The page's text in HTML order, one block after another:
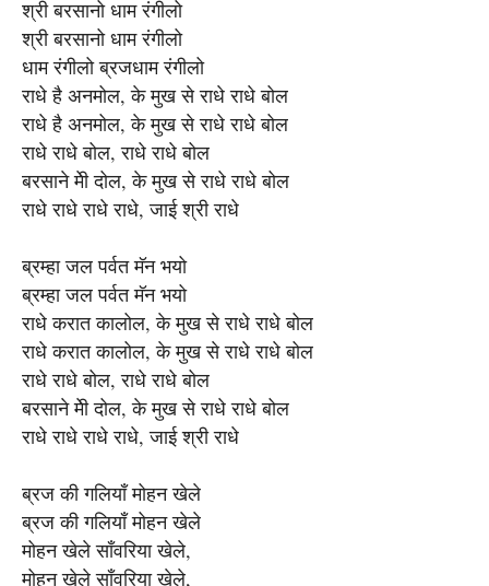
श्री बरसानो धाम रंगीलो
श्री बरसानो धाम रंगीलो
धाम रंगीलो ब्रजधाम रंगीलो
राधे है अनमोल, के मुख से राधे राधे बोल
राधे है अनमोल, के मुख से राधे राधे बोल
राधे राधे बोल, राधे राधे बोल
बरसाने मेी दोल, के मुख से राधे राधे बोल
राधे राधे राधे राधे, जाई श्री राधे
ब्रम्‍हा जल पर्वत मॅन भयो
ब्रम्‍हा जल पर्वत मॅन भयो
राधे करात कालोल, के मुख से राधे राधे बोल
राधे करात कालोल, के मुख से राधे राधे बोल
राधे राधे बोल, राधे राधे बोल
बरसाने मेी दोल, के मुख से राधे राधे बोल
राधे राधे राधे राधे, जाई श्री राधे
ब्रज की गलियाँ मोहन खेले
ब्रज की गलियाँ मोहन खेले
मोहन खेले साँवरिया खेले,
मोहन खेले साँवरिया खेले,